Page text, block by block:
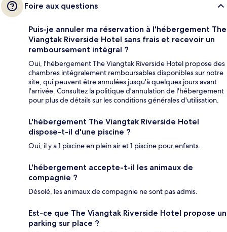
Foire aux questions
Puis-je annuler ma réservation à l'hébergement The
Viangtak Riverside Hotel sans frais et recevoir un
remboursement intégral ?
Oui, l'hébergement The Viangtak Riverside Hotel propose des
chambres intégralement remboursables disponibles sur notre
site, qui peuvent être annulées jusqu'à quelques jours avant
l'arrivée. Consultez la politique d'annulation de l'hébergement
pour plus de détails sur les conditions générales d'utilisation.
L'hébergement The Viangtak Riverside Hotel
dispose-t-il d'une piscine ?
Oui, il y a 1 piscine en plein air et 1 piscine pour enfants.
L'hébergement accepte-t-il les animaux de
compagnie ?
Désolé, les animaux de compagnie ne sont pas admis.
Est-ce que The Viangtak Riverside Hotel propose un
parking sur place ?